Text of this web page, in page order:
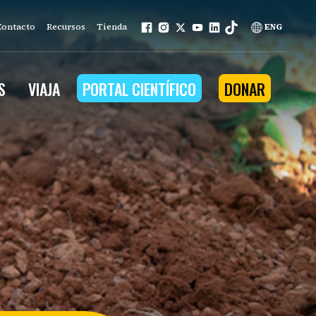
Recursos Tienda ENG
nuestro trabajo se basa en
que la naturaleza
a la comunidad
programas
ambiental
VIAJA PORTAL CIENTÍFICO DONAR